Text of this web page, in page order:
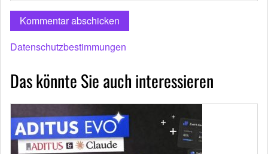
Datenschutzbestimmungen
Das könnte Sie auch interessieren